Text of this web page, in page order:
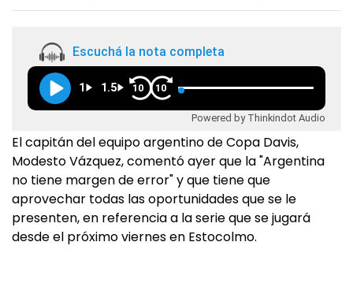
Escuchá la nota completa
1 1.5 10 10
Powered by Thinkindot Audio
El capitán del equipo argentino de Copa Davis,
Modesto Vázquez, comentó ayer que la "Argentina
no tiene margen de error" y que tiene que
aprovechar todas las oportunidades que se le
presenten, en referencia a la serie que se jugará
desde el próximo viernes en Estocolmo.